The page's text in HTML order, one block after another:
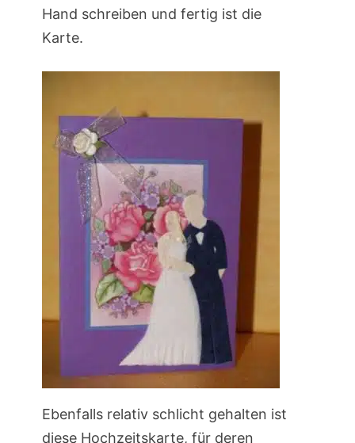
Hand schreiben und fertig ist die
Karte.
Ebenfalls relativ schlicht gehalten ist
diese Hochzeitskarte, für deren